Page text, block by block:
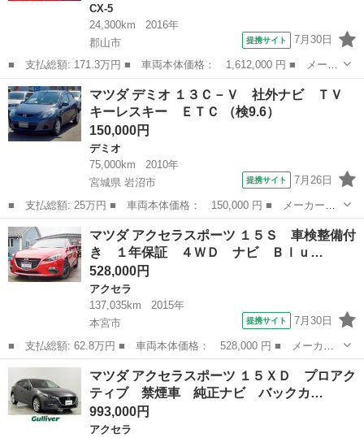
CX-5
24,300km
2016年
郡山市
提携サイト 7月30日
■ 支払総額: 171.3万円 ■ 車両本体価格： 1,612,000 円 ■ メーカ
ー名： マツダ ■ 車種名： ＣＸ－５ ■ グレード名： ２５Ｓ
Ｌパッケージ 純正ナビ バックカメラ フルセグＴＶ ＥＴＣ 黒
革シート...
福島 郡山市 CX-5
マツダ デミオ １３Ｃ－Ｖ 社外ナビ ＴＶ
キーレスキー ＥＴＣ （検9.6）
150,000円
デミオ
75,000km
2010年
宮城県 岩沼市
提携サイト 7月26日
■ 支払総額: 25万円 ■ 車両本体価格： 150,000 円 ■ メーカー
名： マツダ ■ 車種名： デミオ ■ グレード名： １３Ｃ－Ｖ
社外ナビ ＴＶ キーレスキー ＥＴＣ ■ 排気量： 1300cc ■ ド
ア枚数...
宮城 デミオ
マツダ アクセラスポーツ １５Ｓ 車検整備付
き １年保証 ４ＷＤ ナビ Ｂｌｕ…
528,000円
アクセラ
137,035km
2015年
本宮市
提携サイト 7月30日
■ 支払総額: 62.8万円 ■ 車両本体価格： 528,000 円 ■ メーカー
名： マツダ ■ 車種名： アクセラスポーツ ■ グレード名： １
５Ｓ 車検整備付き １年保証 ４ＷＤ ナビ Ｂｌｕｅｔｏｏｔ
ｈ バックカメ...
福島 本宮市 アクセラ
マツダ アクセラスポーツ １５ＸＤ プロアク
ティブ 禁煙車 純正ナビ バックカ…
993,000円
アクセラ